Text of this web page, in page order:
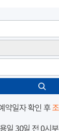
약일자 확인 후
일 30일 전 0시